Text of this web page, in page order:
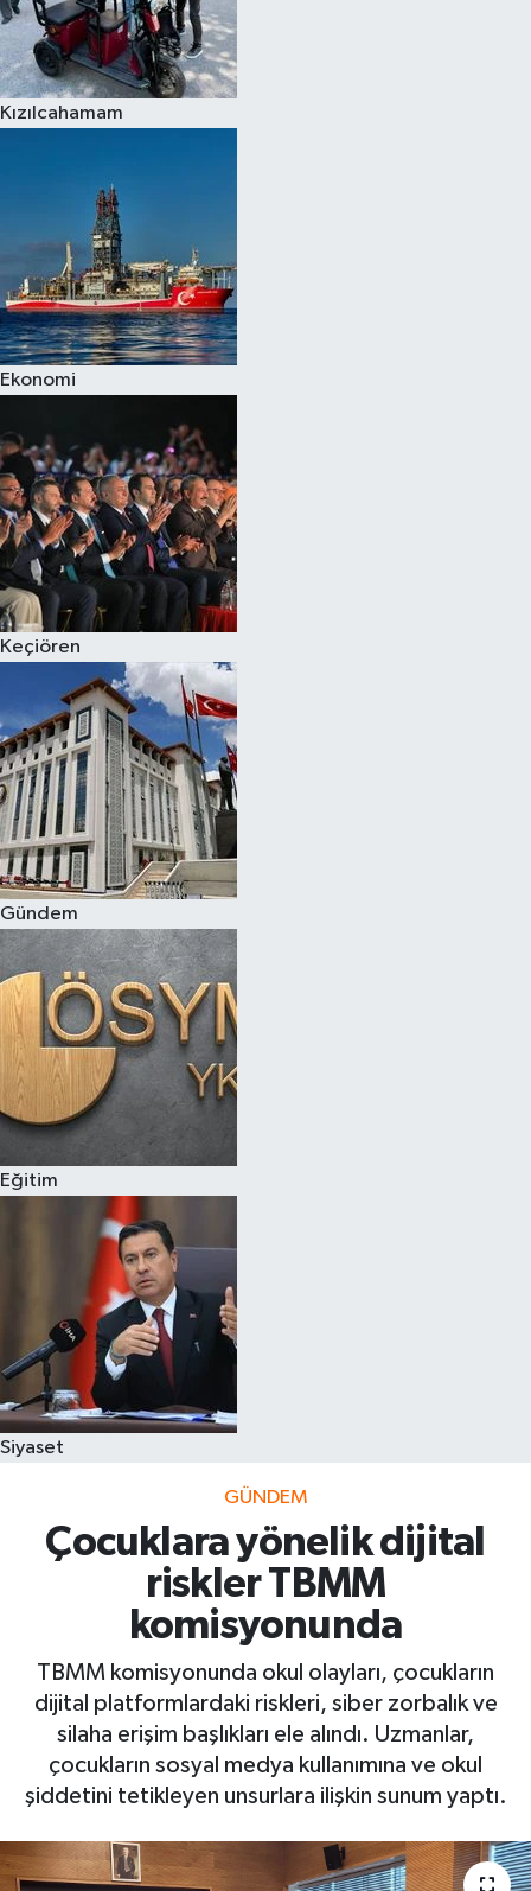
Kızılcahamam
Ekonomi
Keçiören
Gündem
Eğitim
Siyaset
GÜNDEM
Çocuklara yönelik dijital
riskler TBMM
komisyonunda
TBMM komisyonunda okul olayları, çocukların
dijital platformlardaki riskleri, siber zorbalık ve
silaha erişim başlıkları ele alındı. Uzmanlar,
çocukların sosyal medya kullanımına ve okul
şiddetini tetikleyen unsurlara ilişkin sunum yaptı.